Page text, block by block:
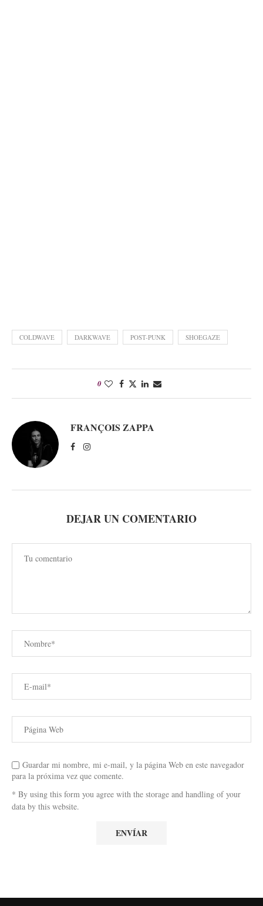
COLDWAVE DARKWAVE POST-PUNK SHOEGAZE
0
FRANÇOIS ZAPPA
DEJAR UN COMENTARIO
Guardar mi nombre, mi e-mail, y la página Web en este navegador
para la próxima vez que comente.
* By using this form you agree with the storage and handling of your
data by this website.